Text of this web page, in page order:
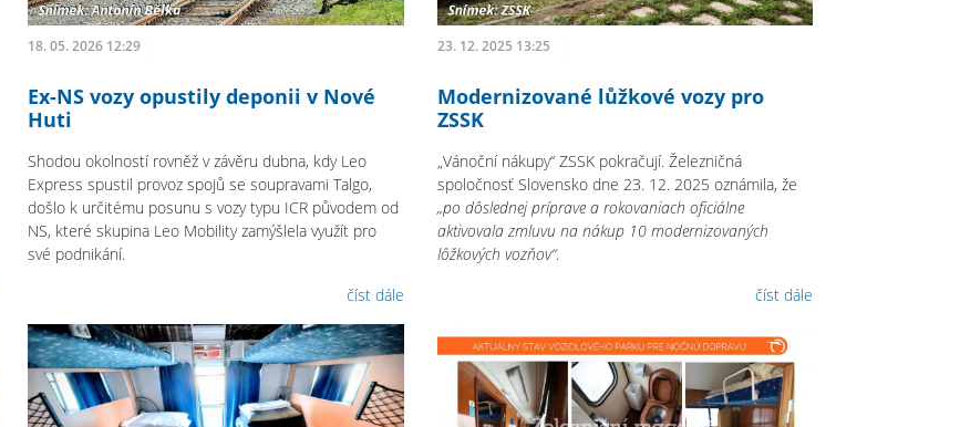
18. 05. 2026 12:29
Ex-NS vozy opustily deponii v Nové
Huti
Shodou okolností rovněž v závěru dubna, kdy Leo
Express spustil provoz spojů se soupravami Talgo,
došlo k určitému posunu s vozy typu ICR původem od
NS, které skupina Leo Mobility zamýšlela využít pro
své podnikání.
číst dále
23. 12. 2025 13:25
Modernizované lůžkové vozy pro
ZSSK
„Vánoční nákupy“ ZSSK pokračují. Železničná
spoločnosť Slovensko dne 23. 12. 2025 oznámila, že
„po dôslednej príprave a rokovaniach oficiálne
aktivovala zmluvu na nákup 10 modernizovaných
lôžkových vozňov“.
číst dále